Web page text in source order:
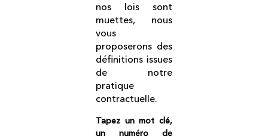
nos lois sont
muettes, nous
vous
proposerons des
définitions issues
de notre
pratique
contractuelle.
Tapez un mot clé,
un numéro de